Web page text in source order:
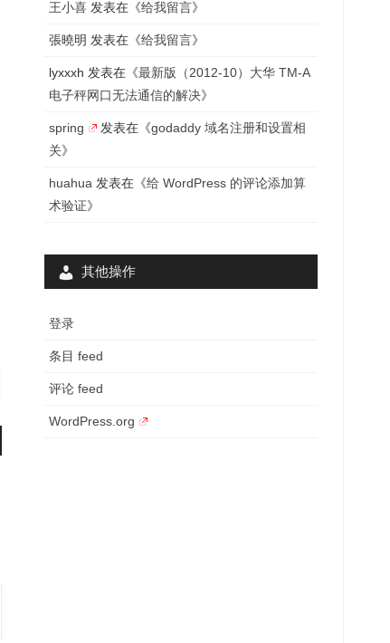
王小喜 发表在《给我留言》
張曉明 发表在《给我留言》
lyxxxh 发表在《最新版（2012-10）大华 TM-A
电子秤网口无法通信的解决》
spring 发表在《godaddy 域名注册和设置相
关》
huahua 发表在《给 WordPress 的评论添加算
术验证》
其他操作
登录
条目 feed
评论 feed
WordPress.org